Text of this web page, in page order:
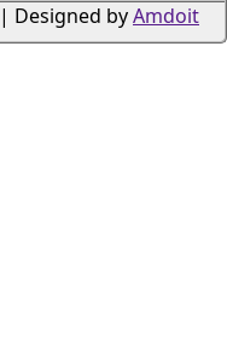
© 2012-2026